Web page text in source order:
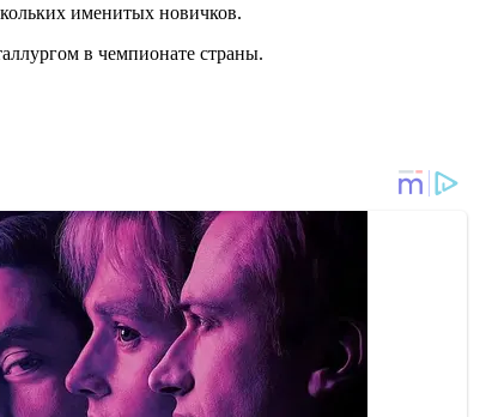
именитых новичков.
в чемпионате страны.